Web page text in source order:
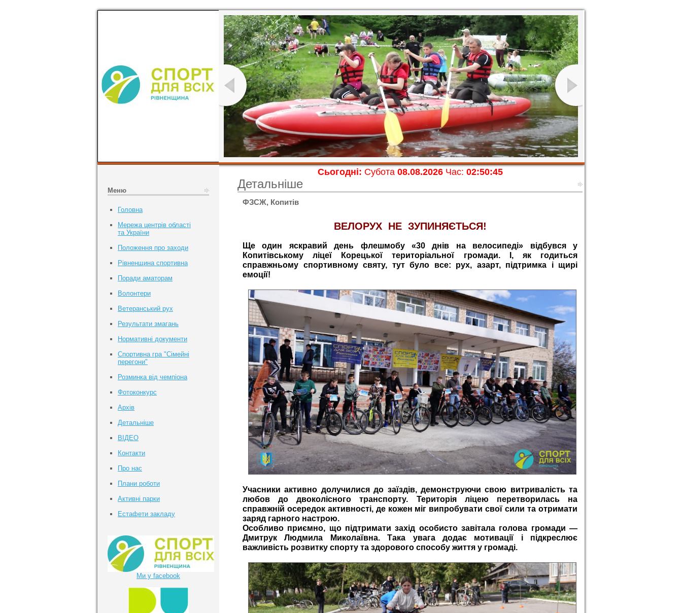
Сьогодні: Субота 08.08.2026Час: 02:50:46
Детальніше
ФЗСЖ, Копитів
ВЕЛОРУХ НЕ ЗУПИНЯЄТЬСЯ!
Ще один яскравий день флешмобу «30 днів на велосипеді» відбувся у
Копитівському ліцеї Корецької територіальної громади. І, як годиться
справжньому спортивному святу, тут було все: рух, азарт, підтримка і щирі
емоції!
Учасники активно долучилися до заїздів, демонструючи свою витривалість та
любов до двоколісного транспорту. Територія ліцею перетворилась на
справжній осередок активності, де кожен міг випробувати свої сили та отримати
заряд гарного настрою.
Особливо приємно, що підтримати захід особисто завітала голова громади —
Дмитрук Людмила Миколаївна. Така увага додає мотивації і підкреслює
важливість розвитку спорту та здорового способу життя у громаді.
Меню
Головна
Мережа центрів області
та України
Положення про заходи
Рівненщина спортивна
Поради аматорам
Волонтери
Ветеранський рух
Результати змагань
Нормативні документи
Спортивна гра "Сімейні
перегони"
Розминка від чемпіона
Фотоконкурс
Архів
Детальніше
ВІДЕО
Контакти
Про нас
Плани роботи
Активні парки
Естафети закладу
Ми у facebook